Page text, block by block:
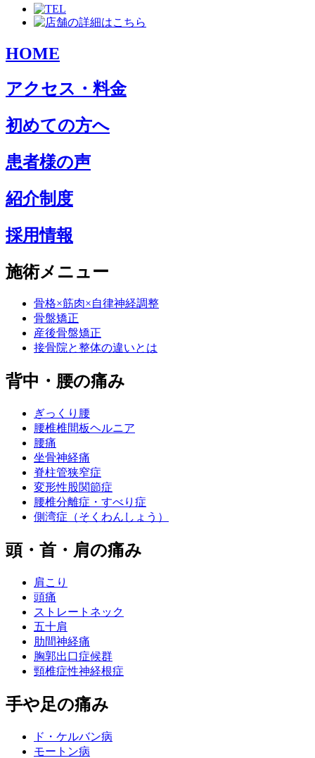
HOME
アクセス・料金
初めての方へ
患者様の声
紹介制度
採用情報
施術メニュー
骨格×筋肉×自律神経調整
骨盤矯正
産後骨盤矯正
接骨院と整体の違いとは
背中・腰の痛み
ぎっくり腰
腰椎椎間板ヘルニア
腰痛
坐骨神経痛
脊柱管狭窄症
変形性股関節症
腰椎分離症・すべり症
側湾症（そくわんしょう）
頭・首・肩の痛み
肩こり
頭痛
ストレートネック
五十肩
肋間神経痛
胸郭出口症候群
頸椎症性神経根症
手や足の痛み
ド・ケルバン病
モートン病